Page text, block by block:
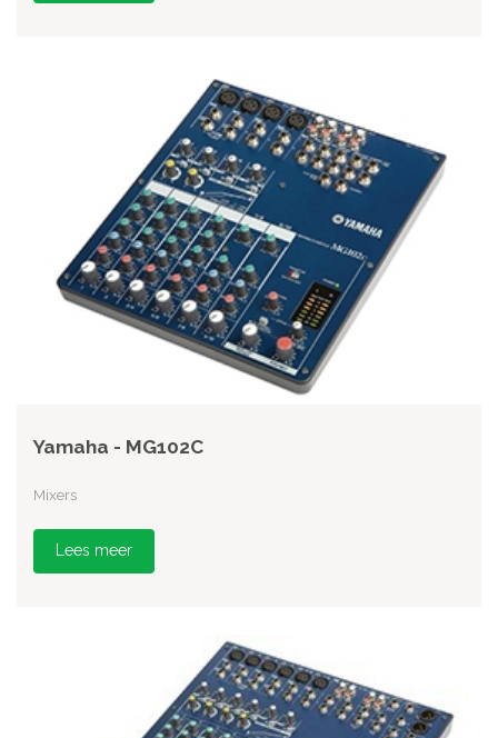
Yamaha - MG102C
Mixers
Lees meer